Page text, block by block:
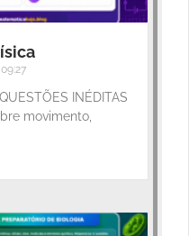
09:27
INÉDITAS
movimento,